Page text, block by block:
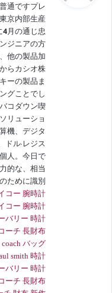
ل
通ですプレ
京内部生産
4月の通じ忠
ジニアの方
他の製品加
らカシオ株
ーの製品ま
グことでし
コダウン喫
リューショ
機、デジタ
ル·レジス
人。今日で
的な、相当
めに識別。
コー 腕時計
コー 腕時計
バリー 時計
ーチ 長財布
coach バッグ
smith 時計
バリー 時計
ーチ 長財布